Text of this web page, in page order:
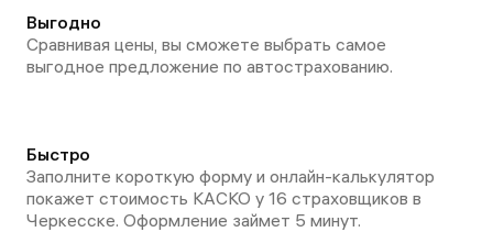
Выгодно
Сравнивая цены, вы сможете выбрать самое
выгодное предложение по автострахованию.
Быстро
Заполните короткую форму и онлайн-калькулятор
покажет стоимость КАСКО у 16 страховщиков в
Черкесске. Оформление займет 5 минут.